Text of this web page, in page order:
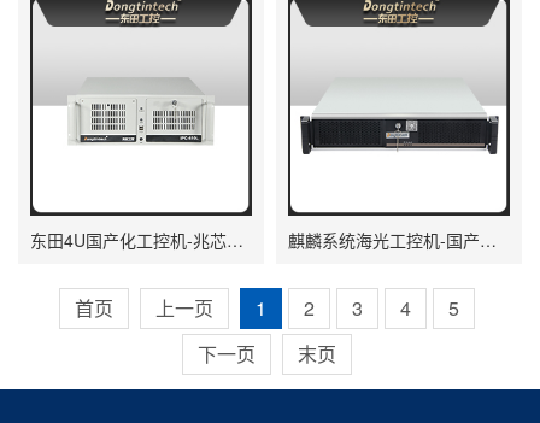
东田4U国产化工控机-兆芯KX-7000系列CPU|原生支持麒麟/UOS系统|DT-610L-MKX7KMB 麒麟系统海光工控机-国产化软硬件工控主机|政务办公加密通信优选|DT-61025-D3350MA
首页 上一页 1 2 3 4
5
下一页
末页